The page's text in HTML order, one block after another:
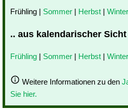
Frühling | Sommer | Herbst | Winter
.. aus kalendarischer Sicht
Frühling | Sommer | Herbst | Winter
Weitere Informationen zu den
Sie hier.